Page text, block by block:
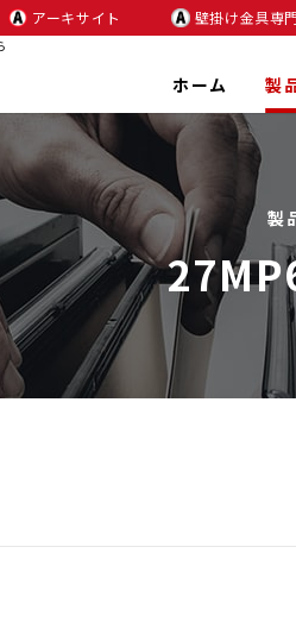
アーキサイト 壁掛け金具専
ホーム 製
製